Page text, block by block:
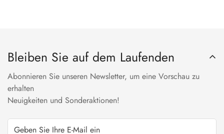
Bleiben Sie auf dem Laufenden
Abonnieren Sie unseren Newsletter, um eine Vorschau zu
erhalten
Neuigkeiten und Sonderaktionen!